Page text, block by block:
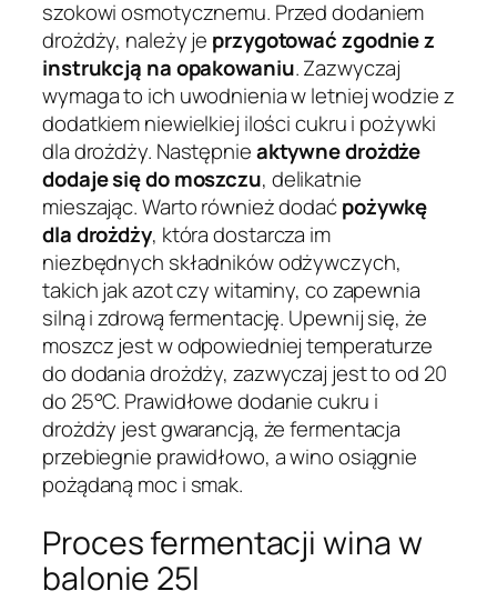
szokowi osmotycznemu. Przed dodaniem
drożdży, należy je przygotować zgodnie z
instrukcją na opakowaniu. Zazwyczaj
wymaga to ich uwodnienia w letniej wodzie z
dodatkiem niewielkiej ilości cukru i pożywki
dla drożdży. Następnieaktywne drożdże
dodaje się do moszczu, delikatnie
mieszając. Warto również dodaćpożywkę
dla drożdży, która dostarcza im
niezbędnych składników odżywczych,
takich jak azot czy witaminy, co zapewnia
silną i zdrową fermentację. Upewnij się, że
moszcz jest w odpowiedniej temperaturze
do dodania drożdży, zazwyczaj jest to od 20
do 25°C. Prawidłowe dodanie cukru i
drożdży jest gwarancją, że fermentacja
przebiegnie prawidłowo, a wino osiągnie
pożądaną moc i smak.
Proces fermentacji wina w
balonie 25l